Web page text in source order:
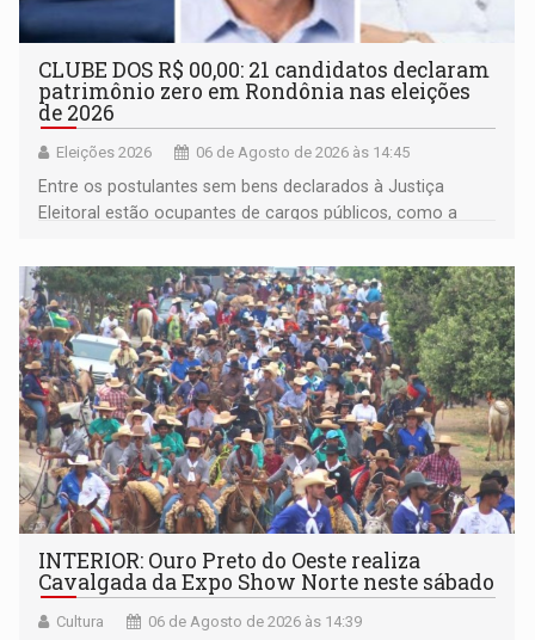
CLUBE DOS R$ 00,00: 21 candidatos declaram
patrimônio zero em Rondônia nas eleições
de 2026
Eleições 2026 06 de Agosto de 2026 às 14:45
Entre os postulantes sem bens declarados à Justiça
Eleitoral estão ocupantes de cargos públicos, como a
Pedro Geovar (PP) e a vice-prefeita Magna dos Anjos
(NOVO)
INTERIOR: Ouro Preto do Oeste realiza
Cavalgada da Expo Show Norte neste sábado
Cultura 06 de Agosto de 2026 às 14:39